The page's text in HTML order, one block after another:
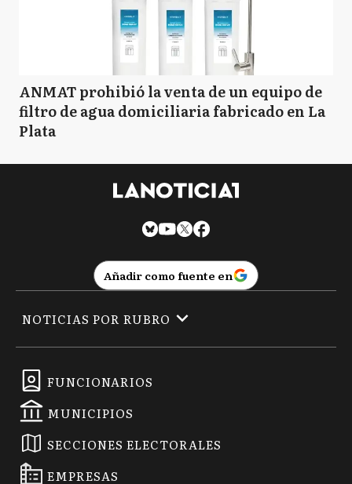
ANMAT prohibió la venta de un equipo de
filtro de agua domiciliaria fabricado en La
Plata
Añadir como fuente en
FUNCIONARIOS
MUNICIPIOS
SECCIONES ELECTORALES
EMPRESAS
NOTICIAS POR RUBRO